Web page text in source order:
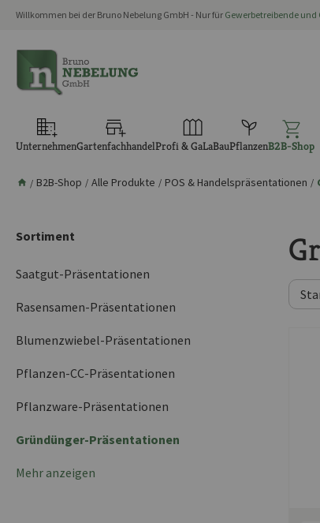
Zur Hauptnavigation springen
Willkommen bei der Bruno Nebelung GmbH - Nur für Gewerbetreibende
UnternehmenGartenfachhandelProfi & GaLaBauPflanzenB2B-Shop
/ B2B-Shop / Alle Produkte / POS & Handelspräsentationen /
Sortiment
Saatgut-Präsentationen
Rasensamen-Präsentationen
Blumenzwiebel-Präsentationen
Pflanzen-CC-Präsentationen
Pflanzware-Präsentationen
Gründünger-Präsentationen
Mehr anzeigen